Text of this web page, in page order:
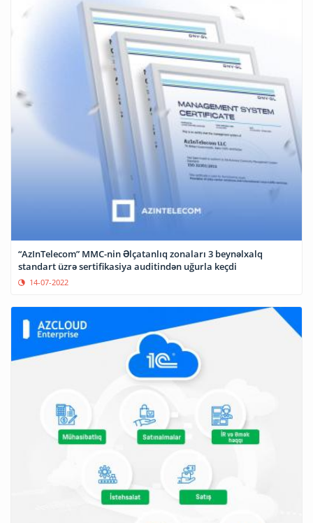
“AzInTelecom” MMC-nin Əlçatanlıq zonaları 3 beynəlxalq
14-07-2022